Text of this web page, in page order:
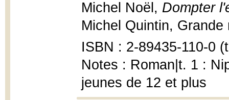
Michel Noël, Dompter
Michel Quintin,
ISBN : 2-89435-110-0
Notes : Roman|t. 1 :
jeunes de 12 et plus